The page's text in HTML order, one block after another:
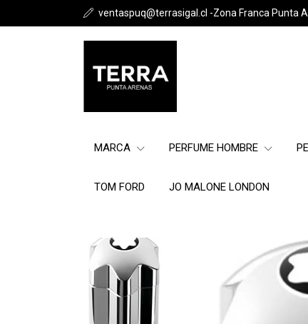
ventaspuq@terrasigal.cl -Zona Franca Punta
MARCA PERFUME HOMBRE
TOM FORD JO MALONE LONDON